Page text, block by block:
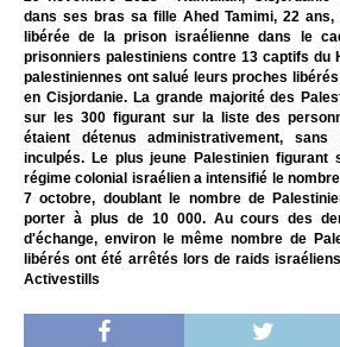
dans ses bras sa fille Ahed Tamimi, 22 ans,
libérée de la prison israélienne dans le
prisonniers palestiniens contre 13 captifs du
palestiniennes ont salué leurs proches
en Cisjordanie. La grande majorité des
sur les 300 figurant sur la liste des
étaient détenus administrativement,
inculpés. Le plus jeune Palestinien
régime colonial israélien a intensifié le
7 octobre, doublant le nombre de
porter à plus de 10 000. Au cours des
d'échange, environ le même nombre de
libérés ont été arrêtés lors de raids
Activestills